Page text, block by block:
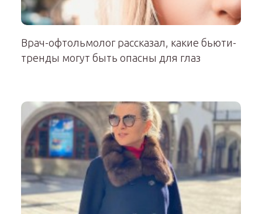
Врач-офтольмолог рассказал, какие бьюти-
тренды могут быть опасны для глаз